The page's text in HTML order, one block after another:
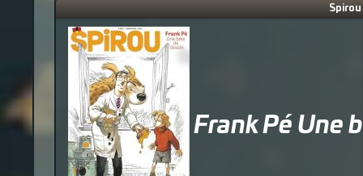
Frank Pé Une